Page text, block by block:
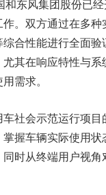
和东风集团股份已
。双方通过在多
合性能进行全面验
其在响应特性与
需求。
社会示范运行项
握车辆实际使用
时从终端用户视